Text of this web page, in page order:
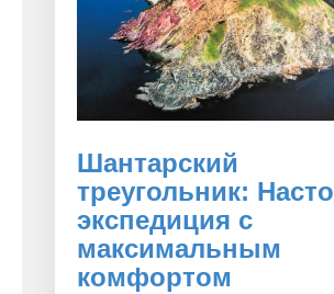
Шантарский
треугольник:
экспедиция с
максимальным
комфортом